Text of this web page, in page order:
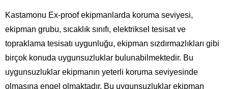
Kastamonu Ex-proof ekipmanlarda koruma seviyesi,
ekipman grubu, sıcaklık sınıfı, elektriksel tesisat ve
topraklama tesisatı uygunluğu, ekipman sızdırmazlıkları gibi
birçok konuda uygunsuzluklar bulunabilmektedir. Bu
uygunsuzluklar ekipmanın yeterli koruma seviyesinde
olmasına engel olmaktadır. Bu uygunsuzluklar ekipman